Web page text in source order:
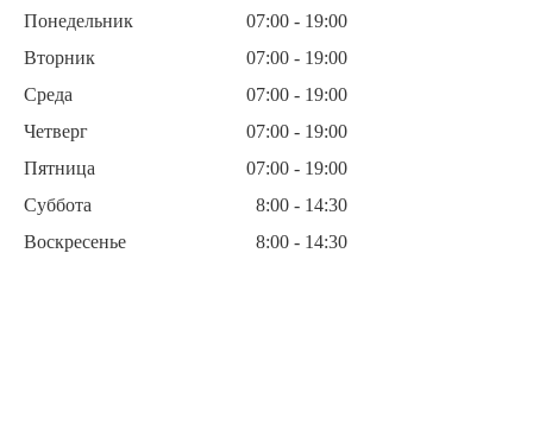
Понедельник
07:00 - 19:00
Вторник
07:00 - 19:00
Среда
07:00 - 19:00
Четверг
07:00 - 19:00
Пятница
07:00 - 19:00
Суббота
8:00 - 14:30
Воскресенье
8:00 - 14:30